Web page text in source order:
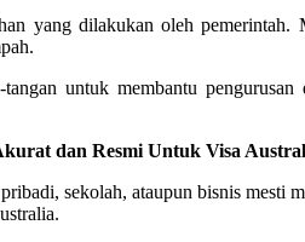
yang dilakukan oleh
untuk membantu
dan Resmi Untuk Visa
sekolah, ataupun bisnis